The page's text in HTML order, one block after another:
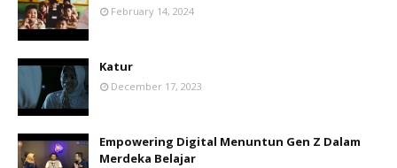
February 14, 2024
Katur
December 17, 2023
Empowering Digital Menuntun Gen Z Dalam
Merdeka Belajar